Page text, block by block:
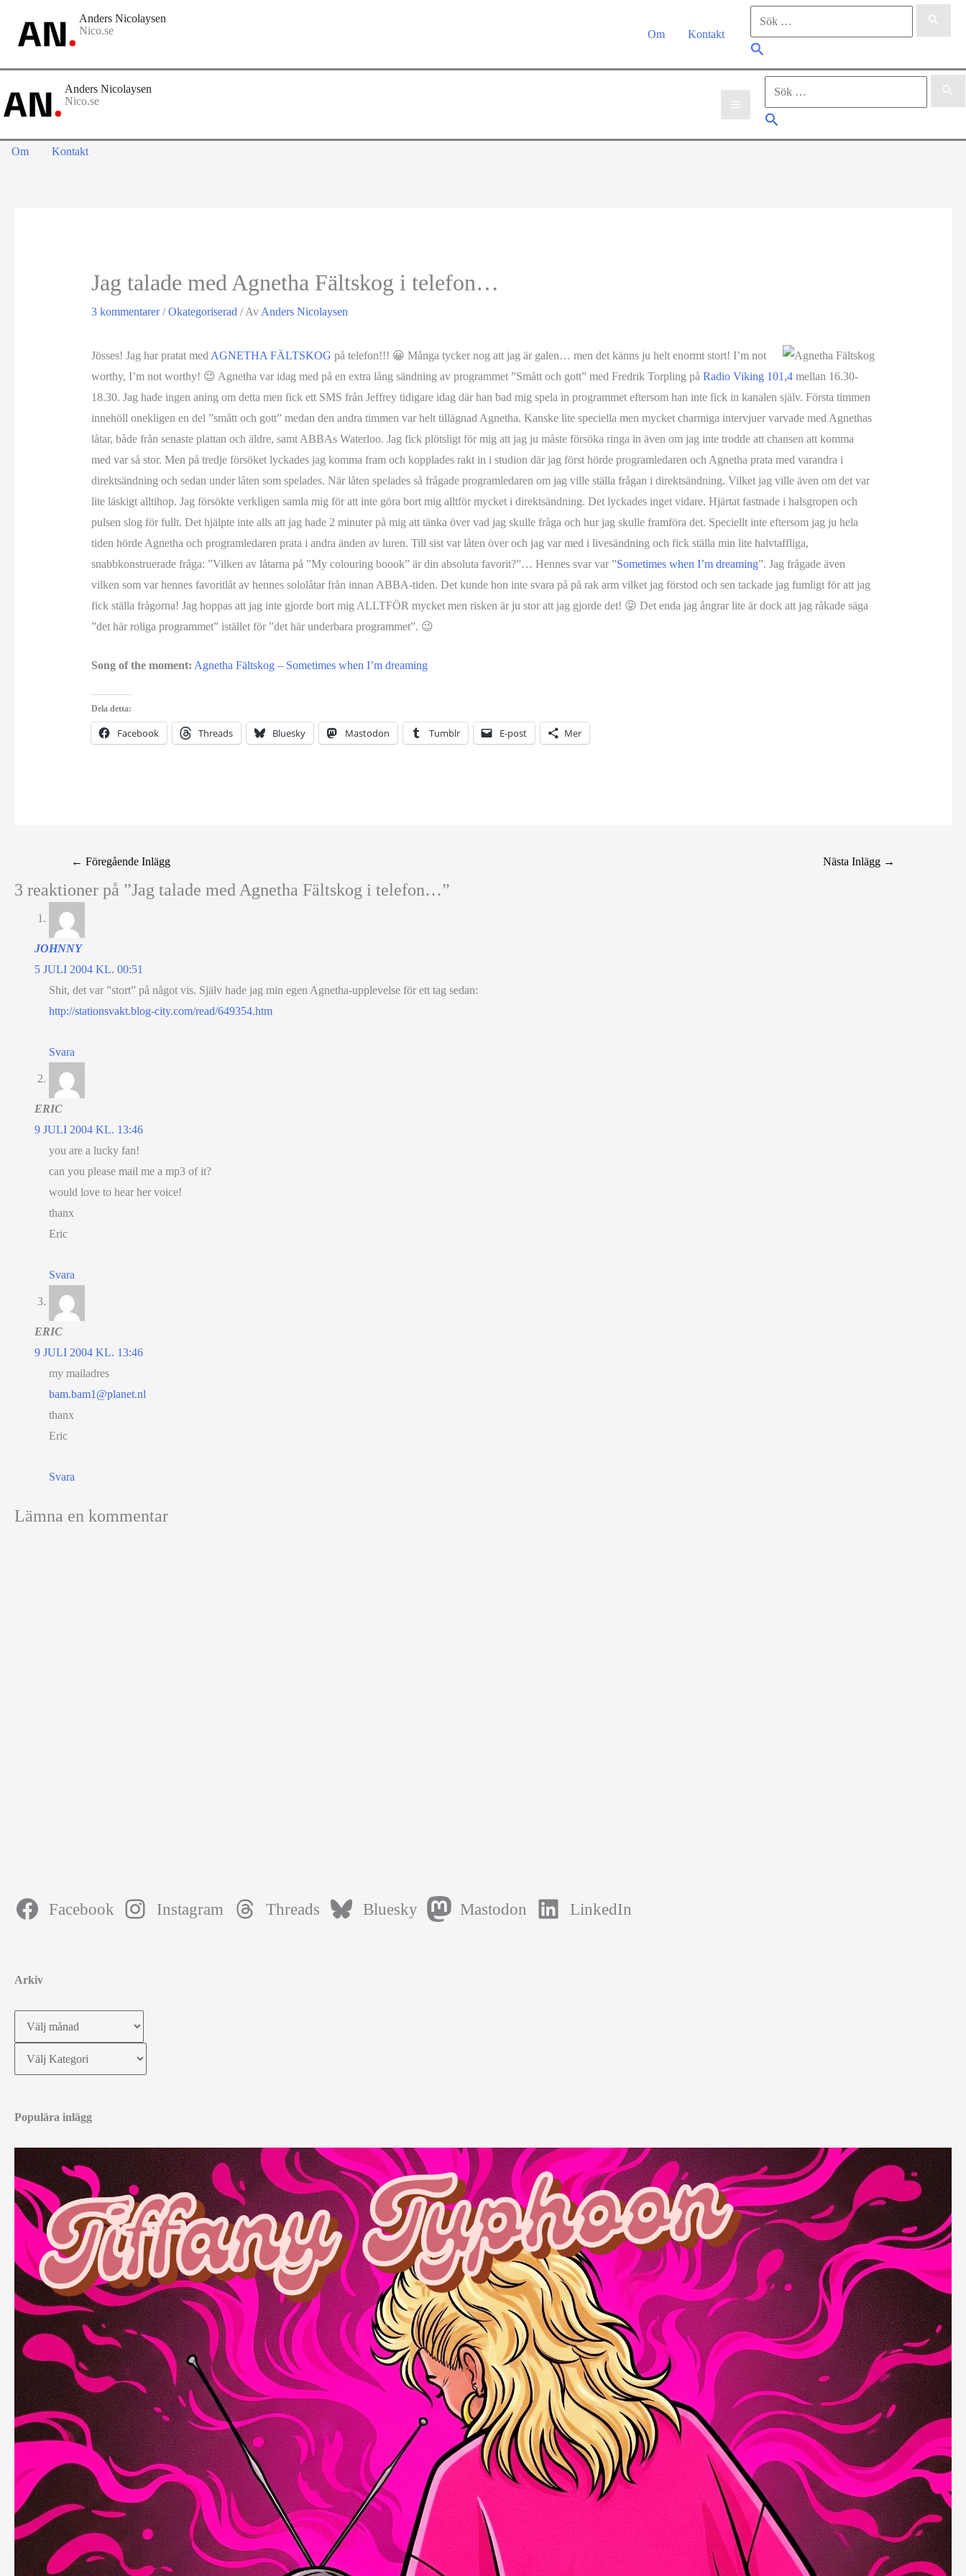
Anders Nicolaysen
Nico.se
Om Kontakt
efter:
Sök
Anders Nicolaysen
Nico.se
efter:
Sök
Om Kontakt
Jag talade med Agnetha Fältskog i telefon…
3 kommentarer /Okategoriserad / Av Anders Nicolaysen
Jösses! Jag har pratat med AGNETHA FÄLTSKOG på telefon!!! 😀 Många tycker nog att jag är galen… men det känns ju helt enormt stort! I’m not
worthy, I’m not worthy! 😉 Agnetha var idag med på en extra lång sändning av programmet ”Smått och gott” med Fredrik Torpling på Radio Viking 101,4mellan 16.30-
18.30. Jag hade ingen aning om detta men fick ett SMS från Jeffrey tidigare idag där han bad mig spela in programmet eftersom han inte fick in kanalen själv. Första timmen
innehöll onekligen en del ”smått och gott” medan den andra timmen var helt tillägnad Agnetha. Kanske lite speciella men mycket charmiga intervjuer varvade med Agnethas
låtar, både från senaste plattan och äldre, samt ABBAs Waterloo. Jag fick plötsligt för mig att jag ju måste försöka ringa in även om jag inte trodde att chansen att komma
med var så stor. Men på tredje försöket lyckades jag komma fram och kopplades rakt in i studion där jag först hörde programledaren och Agnetha prata med varandra i
direktsändning och sedan under låten som spelades. När låten spelades så frågade programledaren om jag ville ställa frågan i direktsändning. Vilket jag ville även om det var
lite läskigt alltihop. Jag försökte verkligen samla mig för att inte göra bort mig alltför mycket i direktsändning. Det lyckades inget vidare. Hjärtat fastnade i halsgropen och
pulsen slog för fullt. Det hjälpte inte alls att jag hade 2 minuter på mig att tänka över vad jag skulle fråga och hur jag skulle framföra det. Speciellt inte eftersom jag ju hela
tiden hörde Agnetha och programledaren prata i andra änden av luren. Till sist var låten över och jag var med i livesändning och fick ställa min lite halvtaffliga,
snabbkonstruerade fråga: ”Vilken av låtarna på ”My colouring boook” är din absoluta favorit?”… Hennes svar var ”Sometimes when I’m dreaming”. Jag frågade även
vilken som var hennes favoritlåt av hennes sololåtar från innan ABBA-tiden. Det kunde hon inte svara på på rak arm vilket jag förstod och sen tackade jag fumligt för att jag
fick ställa frågorna! Jag hoppas att jag inte gjorde bort mig ALLTFÖR mycket men risken är ju stor att jag gjorde det! 😛 Det enda jag ångrar lite är dock att jag råkade säga
”det här roliga programmet” istället för ”det här underbara programmet”. 😉
Song of the moment: Agnetha Fältskog – Sometimes when I’m dreaming
Dela detta:
Facebook Threads Bluesky Mastodon Tumblr E-post Mer
← Föregående Inlägg Nästa Inlägg →
3 reaktioner på ”Jag talade med Agnetha Fältskog i telefon…”
JOHNNY
5 JULI 2004 KL. 00:51
Shit, det var ”stort” på något vis. Själv hade jag min egen Agnetha-upplevelse för ett tag sedan:
http://stationsvakt.blog-city.com/read/649354.htm
Svara
ERIC
9 JULI 2004 KL. 13:46
you are a lucky fan!
can you please mail me a mp3 of it?
would love to hear her voice!
thanx
Eric
Svara
ERIC
9 JULI 2004 KL. 13:46
my mailadres
bam.bam1@planet.nl
thanx
Eric
Svara
Lämna en kommentar
Facebook Instagram Threads Bluesky Mastodon LinkedIn
Arkiv
Arkiv
Kategorier
Populära inlägg